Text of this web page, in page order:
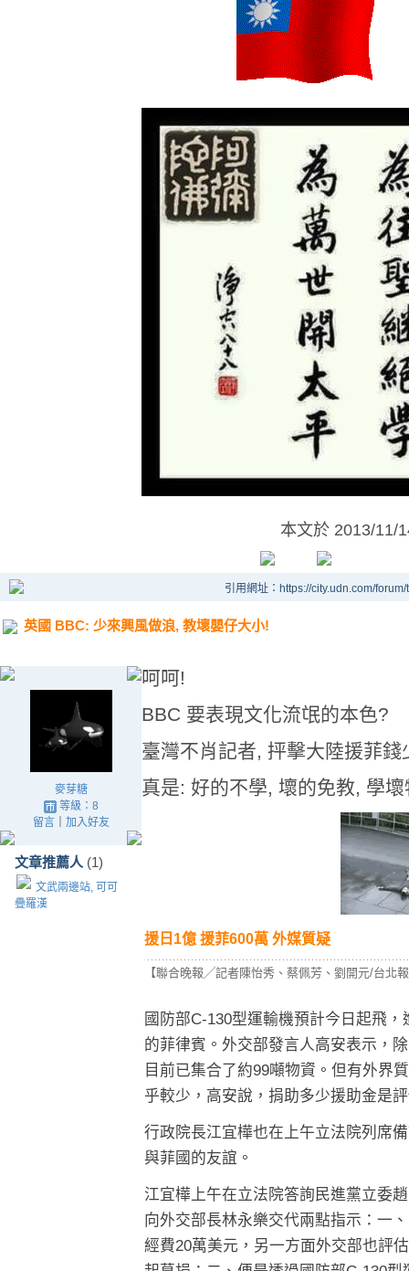
本文於 2013/11/
引用網址：https://city.udn.com/
英國 BBC: 少來興風做浪, 教壞嬰仔大小!
麥芽糖
等級：8
留言｜ 加入好友
文章推薦人 (1)
文武兩邊站, 可可
疊羅漢
呵呵!
BBC 要表現文化流氓的本色?
臺灣不肖記者, 抨擊大陸援菲
真是: 好的不學, 壞的免教, 學
援日1億 援菲600萬 外媒質疑
【聯合晚報╱記者陳怡秀、蔡佩芳、劉開元/台北
國防部C-130型運輸機預計今日起飛
的菲律賓。外交部發言人高安表示，
目前已集合了約99噸物資。但有外界
乎較少，高安說，捐助多少援助金是
行政院長江宜樺也在上午立法院列席
與菲國的友誼。
江宜樺上午在立法院答詢民進黨立委
向外交部長林永樂交代兩點指示：一
經費20萬美元，另一方面外交部也評